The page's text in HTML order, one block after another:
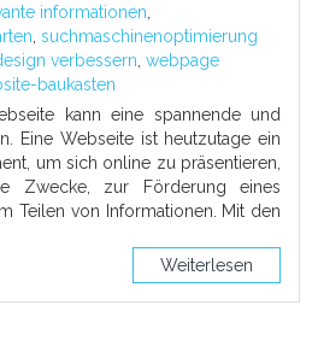
informationen
suchmaschinenoptimierung
verbessern webpage
baukasten
kann eine spannende und
Eine Webseite ist heutzutage ein
um sich online zu präsentieren,
Zwecke, zur Förderung eines
Teilen von Informationen. Mit den
Weiterlesen